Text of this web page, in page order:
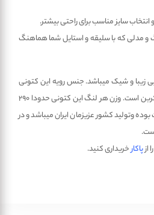
انتخاب سایز مناسب برای راحتی بیشتر.
و مدلی که با سلیقه و استایل شما هماهنگ
زیبا و شیک میباشد. جنس رویه این کتونی
آن از جنس کربن است. وزن هر لنگ این کتونی حدودا 290
وتولید کشور عزیزمان ایران میباشد و در
ازپاکارخریداری کنید.